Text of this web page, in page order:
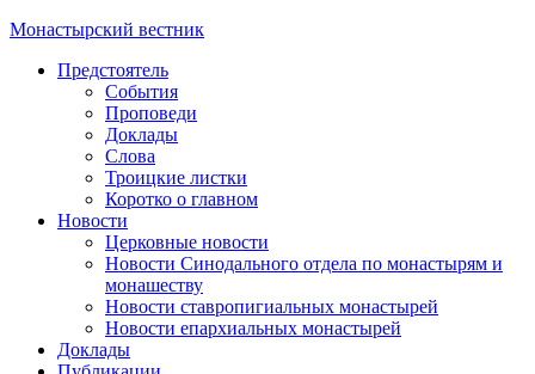
Монастырский вестник
Предстоятель
События
Проповеди
Доклады
Слова
Троицкие листки
Коротко о главном
Новости
Церковные новости
Новости Синодального отдела по монастырям и
монашеству
Новости ставропигиальных монастырей
Новости епархиальных монастырей
Доклады